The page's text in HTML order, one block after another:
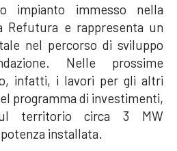
impianto immesso nella
Refutura e rappresenta un
nel percorso di sviluppo
Nelle prossime
infatti, i lavori per gli altri
programma di investimenti,
territorio circa 3 MW
installata.